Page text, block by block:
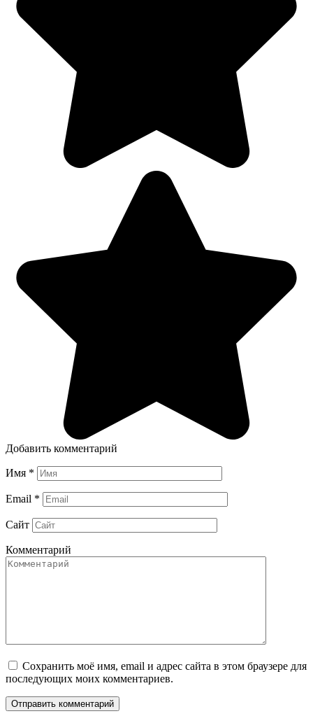
Добавить комментарий
Имя *
Email *
Сайт
Комментарий
Сохранить моё имя, email и адрес сайта в этом браузере для
последующих моих комментариев.